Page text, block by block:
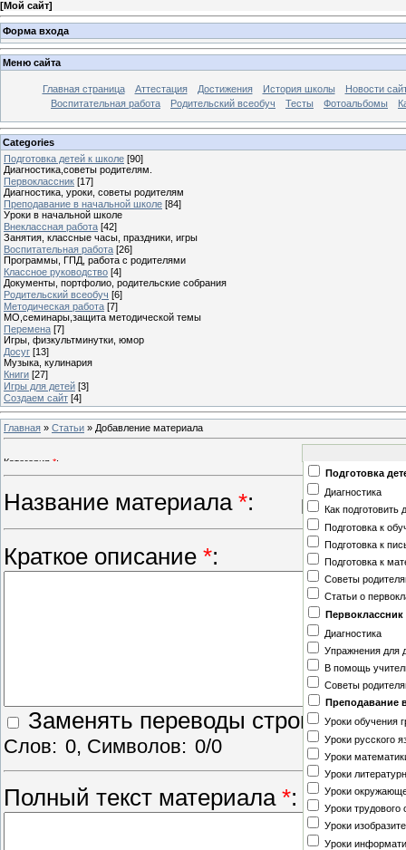
[Мой сайт]
Форма входа
Меню сайта
Главная страница Аттестация Достижения История школы
Новости
Воспитательная работа
Родительский всеобуч Тесты Фотоальбомы
Categories
Подготовка детей к школе [90]
Диагностика,советы родителям.
Первоклассник [17]
Диагностика, уроки, советы родителям
Преподавание в начальной школе [84]
Уроки в начальной школе
Внеклассная работа [42]
Занятия, классные часы, праздники, игры
Воспитательная работа [26]
Программы, ГПД, работа с родителями
Классное руководство [4]
Документы, портфолио, родительские собрания
Родительский всеобуч [6]
Методическая работа [7]
МО,семинары,защита методической темы
Перемена [7]
Игры, физкультминутки, юмор
Досуг [13]
Музыка, кулинария
Книги [27]
Игры для детей [3]
Создаем сайт [4]
Главная » Статьи » Добавление материала
Подготовка
Диагностика
Как подготовить
Подготовка к
Подготовка к
Подготовка к
Советы
Статьи о
Первоклассник
Диагностика
Упражнения для
В помощь
Советы
Преподавание
Уроки обучения
Уроки русского
Уроки
Уроки
Уроки
Уроки трудового
Уроки
Уроки
Название материала *:
Краткое описание *:
Заменять переводы строк тегом
Слов: 0, Символов: 0/0
Полный текст материала *: